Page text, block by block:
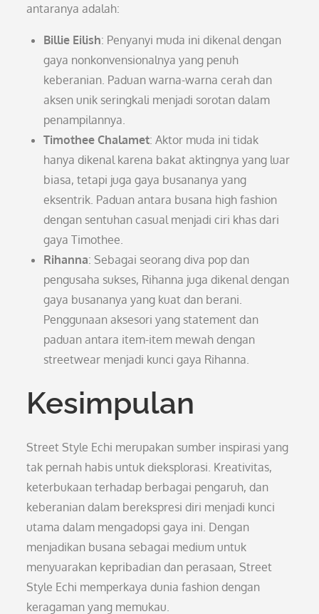
antaranya adalah:
Billie Eilish: Penyanyi muda ini dikenal dengan
gaya nonkonvensionalnya yang penuh
keberanian. Paduan warna-warna cerah dan
aksen unik seringkali menjadi sorotan dalam
penampilannya.
Timothee Chalamet: Aktor muda ini tidak
hanya dikenal karena bakat aktingnya yang luar
biasa, tetapi juga gaya busananya yang
eksentrik. Paduan antara busana high fashion
dengan sentuhan casual menjadi ciri khas dari
gaya Timothee.
Rihanna: Sebagai seorang diva pop dan
pengusaha sukses, Rihanna juga dikenal dengan
gaya busananya yang kuat dan berani.
Penggunaan aksesori yang statement dan
paduan antara item-item mewah dengan
streetwear menjadi kunci gaya Rihanna.
Kesimpulan
Street Style Echi merupakan sumber inspirasi yang
tak pernah habis untuk dieksplorasi. Kreativitas,
keterbukaan terhadap berbagai pengaruh, dan
keberanian dalam berekspresi diri menjadi kunci
utama dalam mengadopsi gaya ini. Dengan
menjadikan busana sebagai medium untuk
menyuarakan kepribadian dan perasaan, Street
Style Echi memperkaya dunia fashion dengan
keragaman yang memukau.